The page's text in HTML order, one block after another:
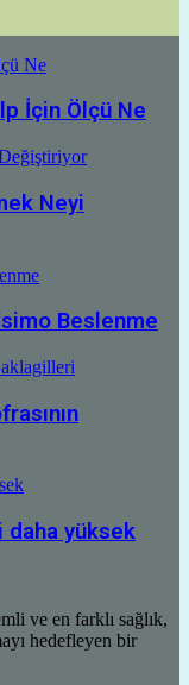
Ne
İçin Ölçü Ne
Neyi
Beslenme
daha yüksek
ve en farklı sağlık,
hedefleyen bir